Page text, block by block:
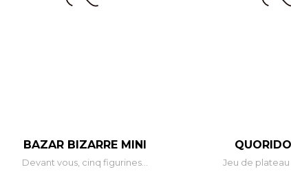
BAZAR BIZARRE MINI
Devant vous, cinq figurines... Jeu de plateau